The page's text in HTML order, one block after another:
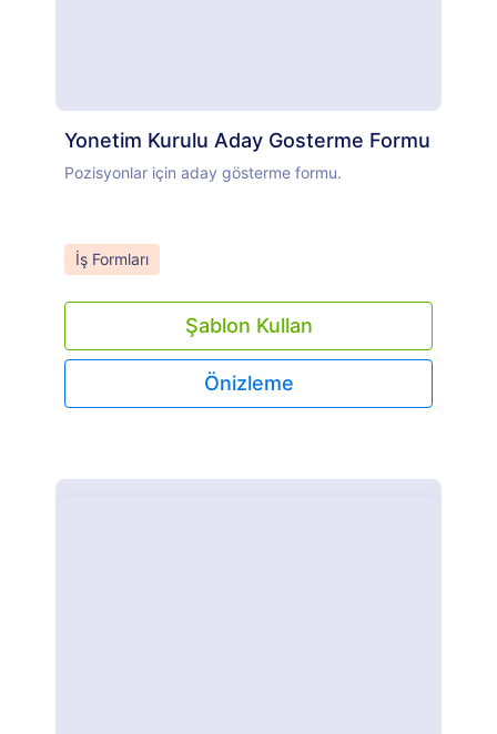
Yonetim Kurulu Aday Gosterme Formu
Pozisyonlar için aday gösterme formu.
Go to Category:
İş Formları
Şablon Kullan
Önizleme